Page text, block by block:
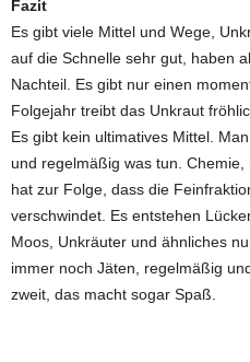
Fazit
Es gibt viele Mittel und Wege,
auf die Schnelle sehr gut, haben
Nachteil. Es gibt nur einen
Folgejahr treibt das Unkraut
Es gibt kein ultimatives Mittel.
und regelmäßig was tun.
hat zur Folge, dass die
verschwindet. Es entstehen
Moos, Unkräuter und ähnliches
immer noch Jäten, regelmäßig
zweit, das macht sogar Spaß.